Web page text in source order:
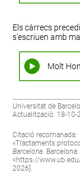
Els càrrecs
s’escriuen amb
Molt
Universitat de
Actualització: 18-10-
Citació recomanada:
«Tractaments
Barcelona.
<https://
2026].